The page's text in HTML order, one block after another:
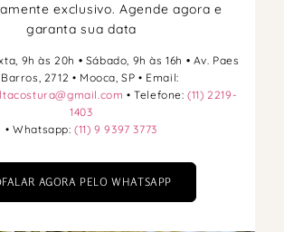
exclusivo. Agende agora e
garanta sua data
9h às 20h • Sábado, 9h às 16h • Av. Paes
2712 • Mooca, SP • Email:
• Telefone:(11) 2219-
1403
• Whatsapp:(11) 9 9397 3773
FALAR AGORA PELO WHATSAPP